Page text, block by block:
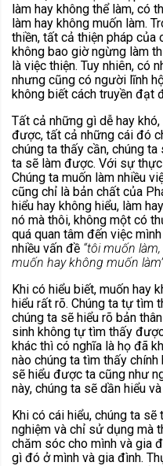
làm hay không thể làm, có
làm hay không muốn làm.
thiền, tất cả thiện pháp của
không bao giờ ngừng làm
là việc thiện. Tuy nhiên, có
nhưng cũng có người lĩnh
không biết cách truyền đạt
Tất cả những gì dễ hay
được, tất cả những cái đó
chúng ta thấy cần, chúng
ta sẽ làm được. Với sự thực
Chúng ta muốn làm nhiều
cũng chỉ là bản chất của
hiểu hay không hiểu, làm
nó mà thôi, không một có
quá quan tâm đến việc
nhiều vấn đề “tôi muốn
muốn hay không muốn
Khi có hiểu biết, muốn hay
hiểu rất rõ. Chúng ta tự tìm
chúng ta sẽ hiểu rõ bản
sinh không tự tìm thấy
khác thì có nghĩa là họ đã
nào chúng ta tìm thấy
sẽ hiểu được ta cũng như
này, chúng ta sẽ dần hiểu
Khi có cái hiểu, chúng ta
nghiệm và chỉ sử dụng mà
chăm sóc cho mình và gia
gì đó ở mình và gia đình.